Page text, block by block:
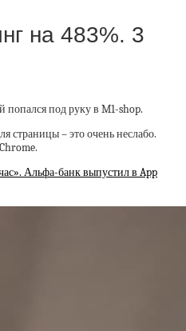
на 483%. 3
под руку в M1-shop.
страницы – это очень неслабо.
Альфа-банк выпустил в App